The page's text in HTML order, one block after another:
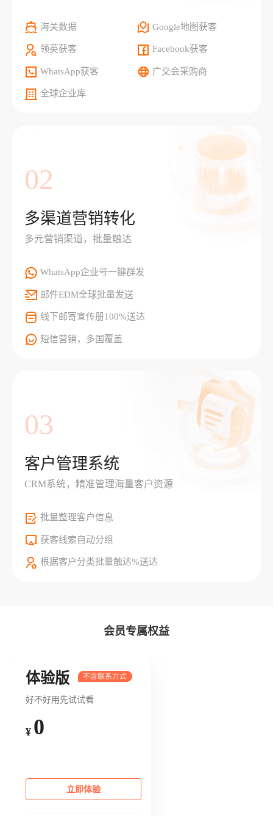
海关数据 Google地图获客
领英获客 Facebook获客
WhatsApp获客 广交会采购商
全球企业库
02
多渠道营销转化
多元营销渠道，批量触达
WhatsApp企业号一键群发
邮件EDM全球批量发送
线下邮寄宣传册100%送达
短信营销，多国覆盖
03
客户管理系统
CRM系统，精准管理海量客户资源
批量整理客户信息
获客线索自动分组
根据客户分类批量触达%送达
会员专属权益
体验版
好不好用先试试看
¥ 0
立即体验